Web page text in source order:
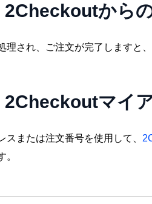
2Checkoutから
理され、ご注文が完了しますと
2Checkoutマイ
スまたは注文番号を使用して、
。